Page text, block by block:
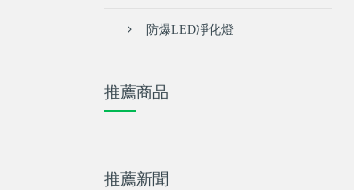
防爆LED凈化燈
推薦商品
推薦新聞